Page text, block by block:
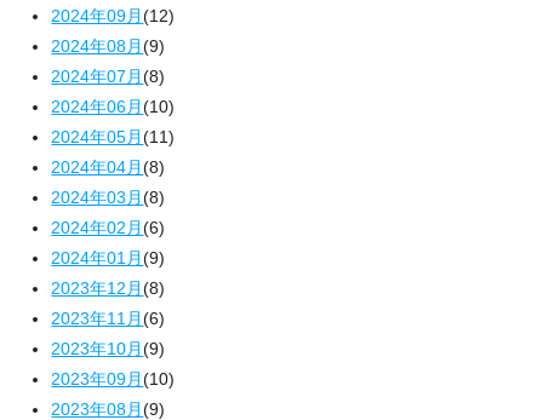
2024年09月(12)
2024年08月(9)
2024年07月(8)
2024年06月(10)
2024年05月(11)
2024年04月(8)
2024年03月(8)
2024年02月(6)
2024年01月(9)
2023年12月(8)
2023年11月(6)
2023年10月(9)
2023年09月(10)
2023年08月(9)